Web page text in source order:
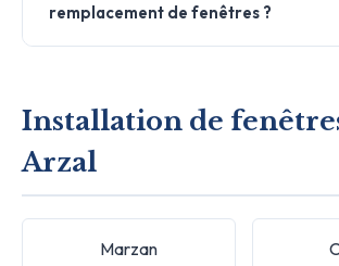
remplacement de fenêtres ?
Installation de
Arzal
Marzan